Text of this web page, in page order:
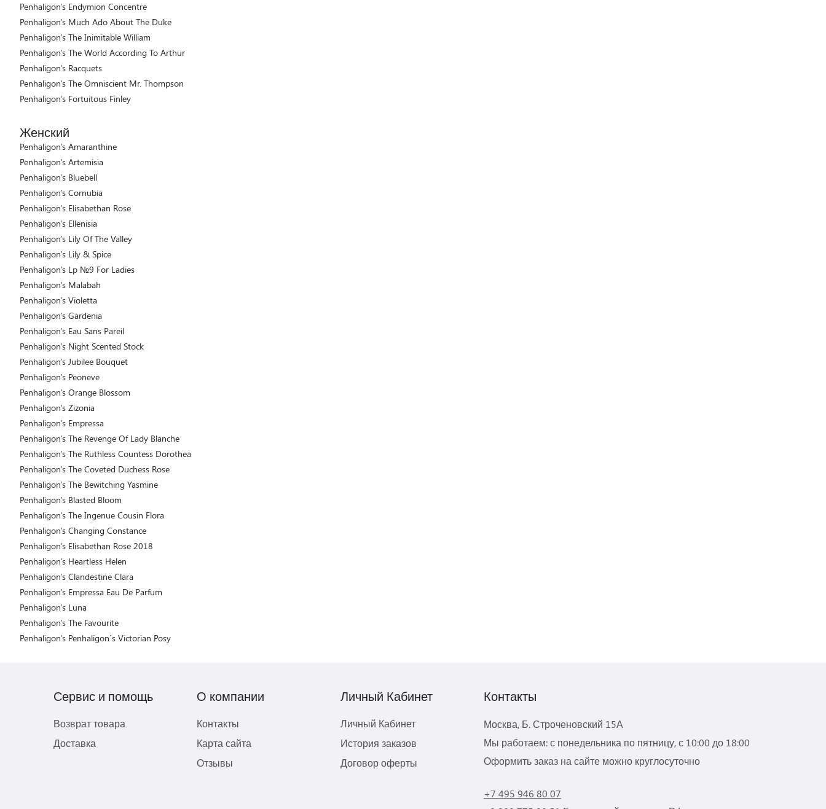
Penhaligon's Endymion Concentre
Penhaligon's Much Ado About The Duke
Penhaligon's The Inimitable William
Penhaligon's The World According To Arthur
Penhaligon's Racquets
Penhaligon's The Omniscient Mr. Thompson
Penhaligon's Fortuitous Finley
Женский
Penhaligon's Amaranthine
Penhaligon's Artemisia
Penhaligon's Bluebell
Penhaligon's Cornubia
Penhaligon's Elisabethan Rose
Penhaligon's Ellenisia
Penhaligon's Lily Of The Valley
Penhaligon's Lily & Spice
Penhaligon's Lp №9 For Ladies
Penhaligon's Malabah
Penhaligon's Violetta
Penhaligon's Gardenia
Penhaligon's Eau Sans Pareil
Penhaligon's Night Scented Stock
Penhaligon's Jubilee Bouquet
Penhaligon's Peoneve
Penhaligon's Orange Blossom
Penhaligon's Zizonia
Penhaligon's Empressa
Penhaligon's The Revenge Of Lady Blanche
Penhaligon's The Ruthless Countess Dorothea
Penhaligon's The Coveted Duchess Rose
Penhaligon's The Bewitching Yasmine
Penhaligon's Blasted Bloom
Penhaligon's The Ingenue Cousin Flora
Penhaligon's Changing Constance
Penhaligon's Elisabethan Rose 2018
Penhaligon's Heartless Helen
Penhaligon's Clandestine Clara
Penhaligon's Empressa Eau De Parfum
Penhaligon's Luna
Penhaligon's The Favourite
Penhaligon's Penhaligon`s Victorian Posy
Сервис и помощь
Возврат товара
Доставка
О компании
Контакты
Карта сайта
Отзывы
Личный Кабинет
Личный Кабинет
История заказов
Договор оферты
Контакты
Москва, Б. Строченовский 15А
Мы работаем: с понедельника по пятницу, с 10:00 до 18:00
Оформить заказ на сайте можно круглосуточно
+7 495 946 80 07